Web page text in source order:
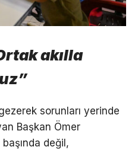
akılla
sorunları yerinde
Başkan Ömer
başında değil,